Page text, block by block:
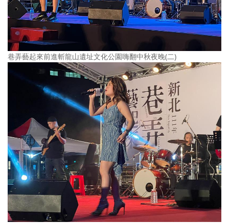
巷弄藝起來前進斬龍山遺址文化公園嗨翻中秋夜晚(二)